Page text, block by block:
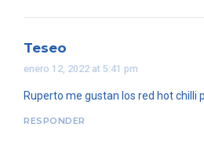
Teseo
enero 12, 2022 at 5:41 pm
Ruperto me gustan los red hot chilli
RESPONDER